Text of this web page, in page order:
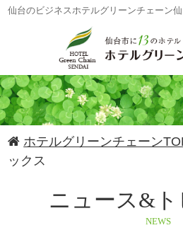
仙台のビジネスホテルグリーンチェーン
ホテルグリーンチェーン
ックス
ニュース&ト
NEWS